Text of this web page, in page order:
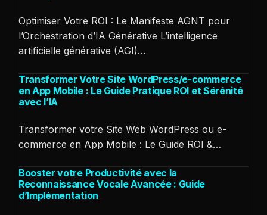
Optimiser Votre ROI : Le Manifeste AGNT pour
l’Orchestration d’IA Générative L’intelligence
artificielle générative (AGI)…
Transformer Votre Site WordPress/e-commerce
en App Mobile : Le Guide Pratique ROI et Sérénité
avec l’IA
Transformer votre Site Web WordPress ou e-
commerce en App Mobile : Le Guide ROI &…
Booster votre Productivité avec la
Reconnaissance Vocale Avancée : Guide
d’Implémentation